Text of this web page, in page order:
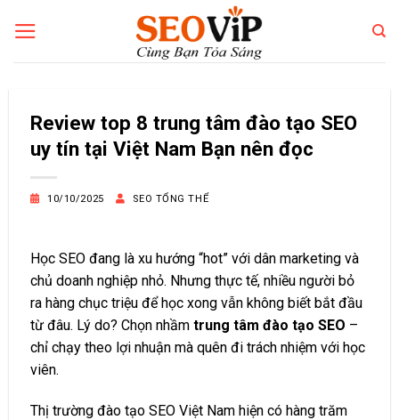
qua
Review top 8 trung tâm đào tạo SEO
uy tín tại Việt Nam Bạn nên đọc
10/10/2025 SEO TỔNG THỂ
Học SEO đang là xu hướng “hot” với dân marketing và
chủ doanh nghiệp nhỏ. Nhưng thực tế, nhiều người bỏ
ra hàng chục triệu để học xong vẫn không biết bắt đầu
từ đâu. Lý do? Chọn nhầm trung tâm đào tạo SEO –
chỉ chạy theo lợi nhuận mà quên đi trách nhiệm với học
viên.
Thị trường đào tạo SEO Việt Nam hiện có hàng trăm